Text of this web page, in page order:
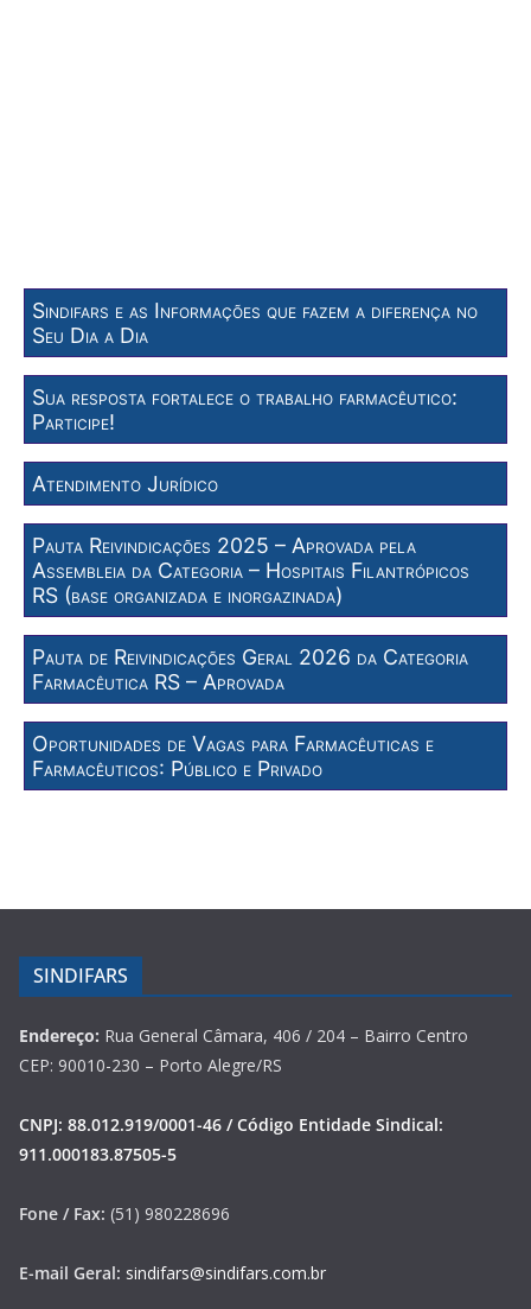
Sindifars e as Informações que fazem a diferença no
Seu Dia a Dia
Sua resposta fortalece o trabalho farmacêutico:
Participe!
Atendimento Jurídico
Pauta Reivindicações 2025 – Aprovada pela
Assembleia da Categoria – Hospitais Filantrópicos
RS (base organizada e inorgazinada)
Pauta de Reivindicações Geral 2026 da Categoria
Farmacêutica RS – Aprovada
Oportunidades de Vagas para Farmacêuticas e
Farmacêuticos: Público e Privado
SINDIFARS
Endereço: Rua General Câmara, 406 / 204 – Bairro Centro
CEP: 90010-230 – Porto Alegre/RS
CNPJ: 88.012.919/0001-46 / Código Entidade Sindical:
911.000183.87505-5
Fone / Fax: (51) 980228696
E-mail Geral: sindifars@sindifars.com.br